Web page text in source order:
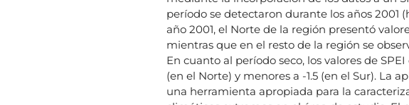
período se detectaron durante los años 2001
año 2001, el Norte de la región presentó
mientras que en el resto de la región se
En cuanto al período seco, los valores de SPEI
(en el Norte) y menores a -1.5 (en el Sur). La
una herramienta apropiada para la